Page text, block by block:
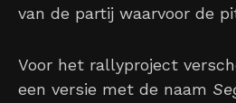
van de partij waarvoor de
Voor het rallyproject
een versie met de naam